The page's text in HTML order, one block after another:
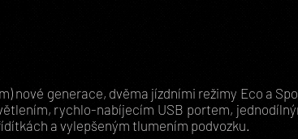
nové generace, dvěma jízdními režimy Eco a
rychlo-nabíjecím USB portem,
a vylepšeným tlumením podvozku.